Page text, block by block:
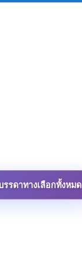
รดาทางเลือกทั้งหมด